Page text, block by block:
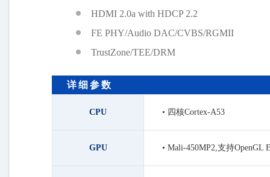
HDMI 2.0a with HDCP 2.2
FE PHY/Audio DAC/CVBS/RGMII
TrustZone/TEE/DRM
详细参数
CPU • 四核Cortex-A53
GPU • Mali-450MP2,支持OpenGL